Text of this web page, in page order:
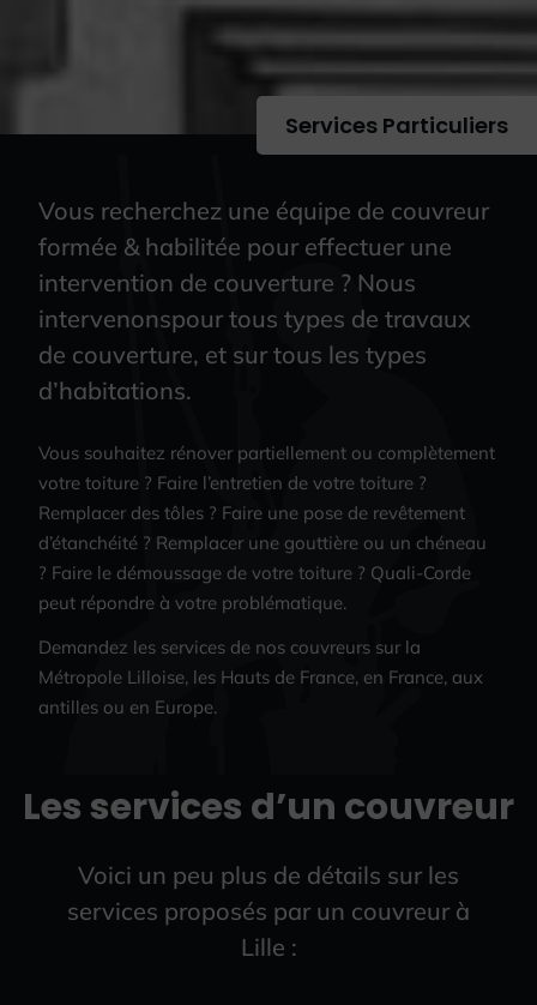
Services Particuliers
Vous recherchez une équipe de couvreur
formée & habilitée pour effectuer une
intervention de couverture ? Nous
intervenonspour tous types de travaux
de couverture, et sur tous les types
d’habitations.
Vous souhaitez rénover partiellement ou complètement
votre toiture ? Faire l’entretien de votre toiture ?
Remplacer des tôles ? Faire une pose de revêtement
d’étanchéité ? Remplacer une gouttière ou un chéneau
? Faire le démoussage de votre toiture ? Quali-Corde
peut répondre à votre problématique.
Demandez les services de nos couvreurs sur la
Métropole Lilloise, les Hauts de France, en France, aux
antilles ou en Europe.
Les services d’un couvreur
Voici un peu plus de détails sur les
services proposés par un couvreur à
Lille :